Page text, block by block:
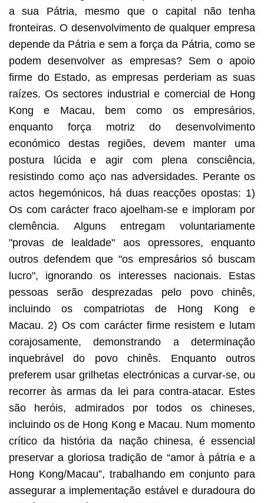
a sua Pátria, mesmo que o capital não tenha
fronteiras. O desenvolvimento de qualquer empresa
depende da Pátria e sem a força da Pátria, como se
podem desenvolver as empresas? Sem o apoio
firme do Estado, as empresas perderiam as suas
raízes. Os sectores industrial e comercial de Hong
Kong e Macau, bem como os empresários,
enquanto força motriz do desenvolvimento
económico destas regiões, devem manter uma
postura lúcida e agir com plena consciência,
resistindo como aço nas adversidades. Perante os
actos hegemónicos, há duas reacções opostas: 1)
Os com carácter fraco ajoelham-se e imploram por
clemência. Alguns entregam voluntariamente
"provas de lealdade" aos opressores, enquanto
outros defendem que "os empresários só buscam
lucro", ignorando os interesses nacionais. Estas
pessoas serão desprezadas pelo povo chinês,
incluindo os compatriotas de Hong Kong e
Macau. 2) Os com carácter firme resistem e lutam
corajosamente, demonstrando a determinação
inquebrável do povo chinês. Enquanto outros
preferem usar grilhetas electrónicas a curvar-se, ou
recorrer às armas da lei para contra-atacar. Estes
são heróis, admirados por todos os chineses,
incluindo os de Hong Kong e Macau. Num momento
crítico da história da nação chinesa, é essencial
preservar a gloriosa tradição de “amor à pátria e a
Hong Kong/Macau”, trabalhando em conjunto para
assegurar a implementação estável e duradoura do